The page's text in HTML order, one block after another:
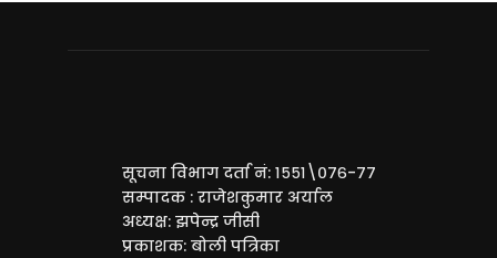
सूचना विभाग दर्ता नं: १५५१\०७६-७७
सम्पादक : राजेशकुमार अर्याल
अध्यक्ष: झपेन्द्र जीसी
प्रकाशक: बोली पत्रिका